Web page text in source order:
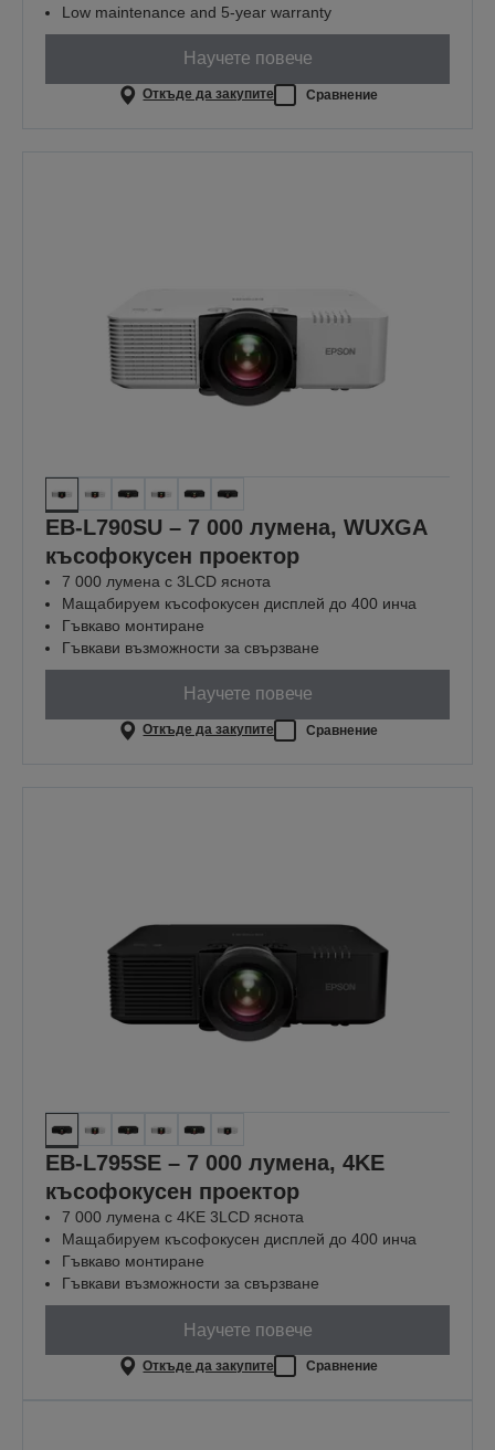
Low maintenance and 5-year warranty
Научете повече
Откъде да закупите Сравнение
EB-L790SU – 7 000 лумена, WUXGA
късофокусен проектор
7 000 лумена с 3LCD яснота
Мащабируем късофокусен дисплей до 400 инча
Гъвкаво монтиране
Гъвкави възможности за свързване
Научете повече
Откъде да закупите Сравнение
EB-L795SE – 7 000 лумена, 4KE
късофокусен проектор
7 000 лумена с 4KE 3LCD яснота
Мащабируем късофокусен дисплей до 400 инча
Гъвкаво монтиране
Гъвкави възможности за свързване
Научете повече
Откъде да закупите Сравнение